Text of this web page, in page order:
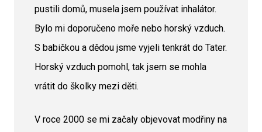
pustili domů, musela jsem používat inhalátor.
Bylo mi doporučeno moře nebo horský vzduch.
S babičkou a dědou jsme vyjeli tenkrát do Tater.
Horský vzduch pomohl, tak jsem se mohla
vrátit do školky mezi děti.
V roce 2000 se mi začaly objevovat modřiny na